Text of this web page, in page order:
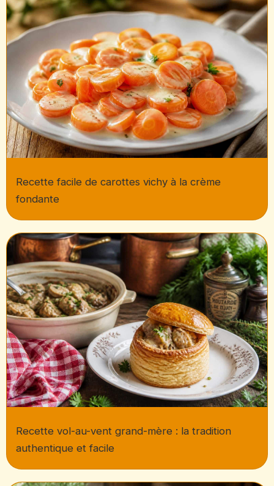
Recette facile de carottes vichy à la crème
fondante
Recette vol-au-vent grand-mère : la tradition
authentique et facile